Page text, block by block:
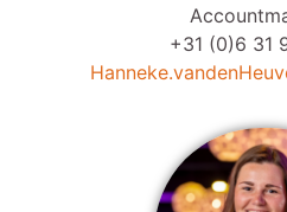
+31 (0)6 31